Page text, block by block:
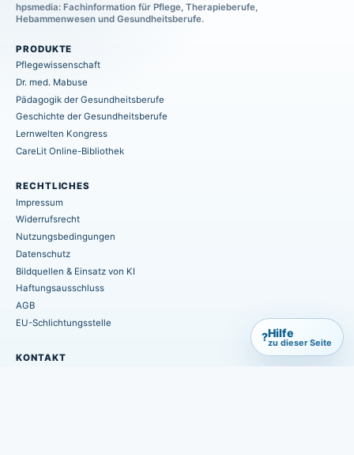
hpsmedia: Fachinformation für Pflege, Therapieberufe,
Hebammenwesen und Gesundheitsberufe.
PRODUKTE
Pflegewissenschaft
Dr. med. Mabuse
Pädagogik der Gesundheitsberufe
Geschichte der Gesundheitsberufe
Lernwelten Kongress
CareLit Online-Bibliothek
RECHTLICHES
Impressum
Widerrufsrecht
Nutzungsbedingungen
Datenschutz
Bildquellen & Einsatz von KI
Haftungsausschluss
AGB
EU-Schlichtungsstelle
KONTAKT
?Hilfe
zu dieser Seite